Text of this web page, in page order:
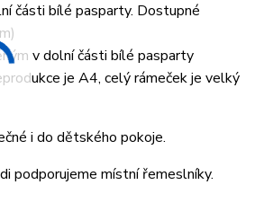
části bílé pasparty. Dostupné
v dolní části bílé pasparty
je A4, celý rámeček je velký
i do dětského pokoje.
podporujeme místní řemeslníky.